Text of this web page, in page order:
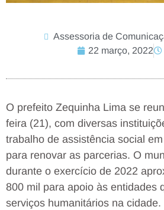
Assessoria de
22 março, 2022
O prefeito Zequinha Lima se
feira (21), com diversas
trabalho de assistência social
para renovar as parcerias. O
durante o exercício de 2022
800 mil para apoio às entidades
serviços humanitários na cidade.